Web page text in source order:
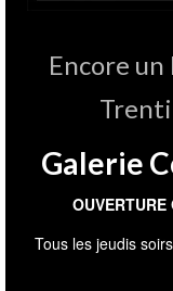
Encore
Galerie
Tous les jeudis